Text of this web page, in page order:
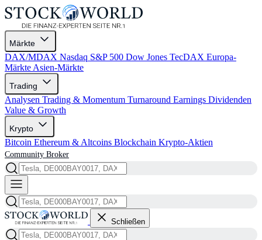
Märkte
DAX/MDAX Nasdaq S&P 500 Dow Jones TecDAX Europa-
Märkte Asien-Märkte
Trading
Analysen Trading & Momentum Turnaround Earnings Dividenden
Value & Growth
Krypto
Bitcoin Ethereum & Altcoins Blockchain Krypto-Aktien
Community Broker
Schließen